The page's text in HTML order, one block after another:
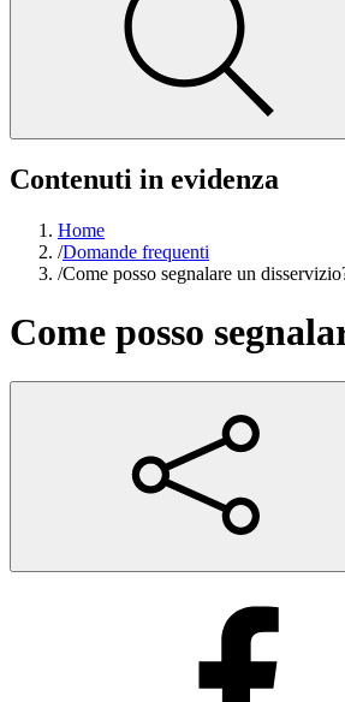
Contenuti in evidenza
Home
/Domande frequenti
/Come posso segnalare un
Come posso